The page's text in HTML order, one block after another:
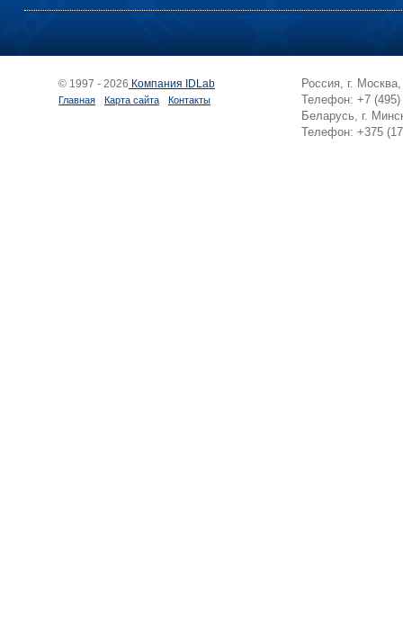
© 1997 - 2026 Компания IDLab
Главная Карта сайта Контакты
Россия, г.
Телефон: +7 (495)
Беларусь, г.
Телефон: +375